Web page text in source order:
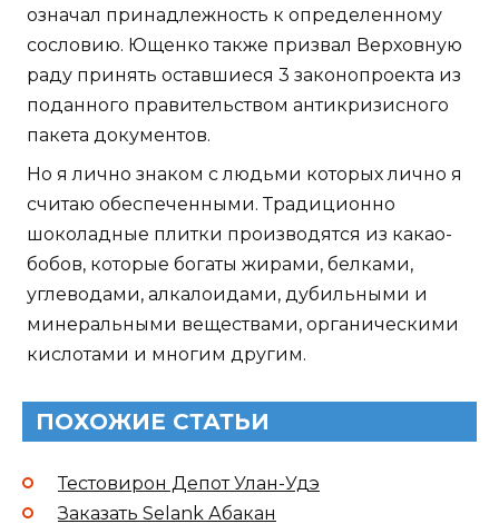
означал принадлежность к определенному
сословию. Ющенко также призвал Верховную
раду принять оставшиеся 3 законопроекта из
поданного правительством антикризисного
пакета документов.
Но я лично знаком с людьми которых лично я
считаю обеспеченными. Традиционно
шоколадные плитки производятся из какао-
бобов, которые богаты жирами, белками,
углеводами, алкалоидами, дубильными и
минеральными веществами, органическими
кислотами и многим другим.
ПОХОЖИЕ СТАТЬИ
Тестовирон Депот Улан-Удэ
Заказать Selank Абакан